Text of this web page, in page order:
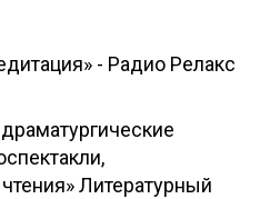
- Радио Релакс
Литературный